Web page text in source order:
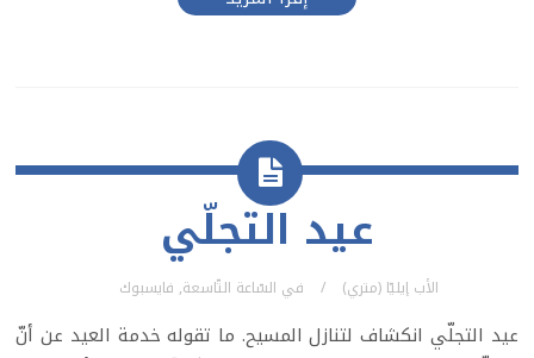
عيد التجلّي
الأب إيليّا (متري) في السّاعة التّاسعة, فايسبوك
عيد التجلّي انكشاف لتنازل المسيح. ما تقوله خدمة العيد عن أنّ